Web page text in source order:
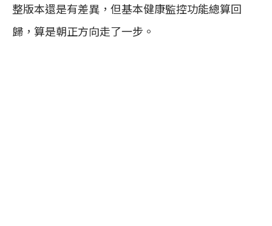
整版本還是有差異，但基本健康監控功能總算回
歸，算是朝正方向走了一步。